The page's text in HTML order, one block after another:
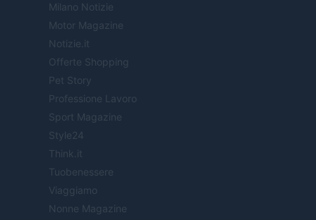
Milano Notizie
Motor Magazine
Notizie.it
Offerte Shopping
Pet Story
Professione Lavoro
Sport Magazine
Style24
Think.it
Tuobenessere
Viaggiamo
Nonne Magazine